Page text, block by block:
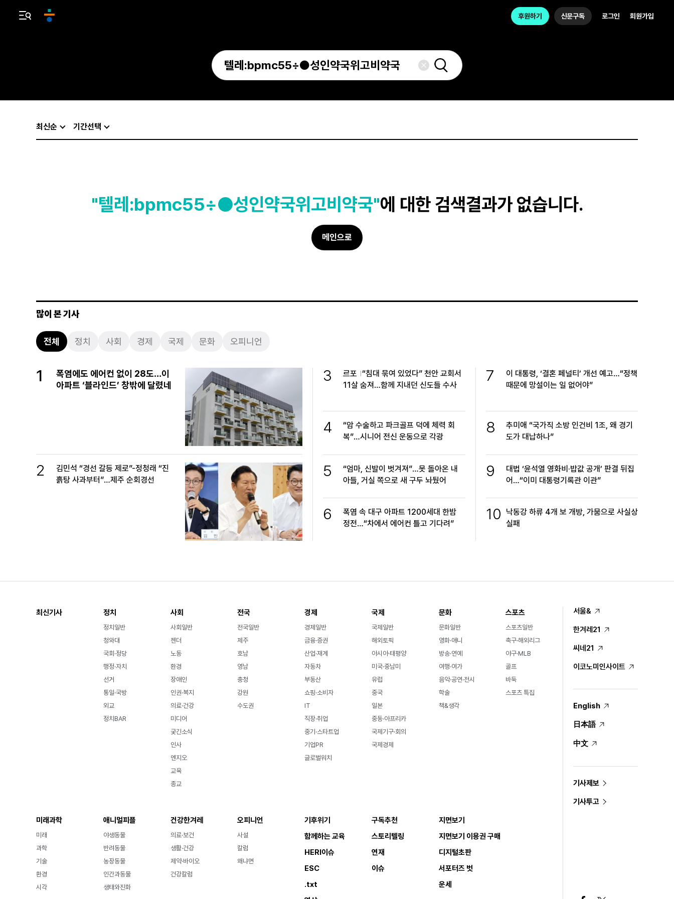
후원하기 신문구독 로그인 회원가입
최신순 기간선택
"텔레:bpmc55÷●성인약국위고비약국"에 대한 검색결과가 없습니다.
메인으로
많이 본 기사
전체 정치 사회 경제 국제 문화 오피니언
1
폭염에도 에어컨 없이 28도…이
아파트 ‘블라인드’ 창밖에 달렸네
2
김민석 “경선 갈등 제로”-정청래 “진
흙탕 사과부터”…제주 순회경선
3 르포 “침대 묶여 있었다” 천안 교회서
11살 숨져…함께 지내던 신도들 수사
4
“암 수술하고 파크골프 덕에 체력 회
복”…시니어 전신 운동으로 각광
5
“엄마, 신발이 벗겨져”…못 돌아온 내
아들, 거실 쪽으로 새 구두 놔뒀어
6
폭염 속 대구 아파트 1200세대 한밤
정전…“차에서 에어컨 틀고 기다려”
7
이 대통령, ‘결혼 페널티’ 개선 예고…“정책
때문에 망설이는 일 없어야”
8
추미애 “국가직 소방 인건비 1조, 왜 경기
도가 대납하나”
9
대법 ‘윤석열 영화비·밥값 공개’ 판결 뒤집
어…“이미 대통령기록관 이관”
10
낙동강 하류 4개 보 개방, 가뭄으로 사실상
실패
최신기사 정치
정치일반
청와대
국회·정당
행정·자치
선거
통일·국방
외교
정치BAR
사회
사회일반
젠더
노동
환경
장애인
인권·복지
의료·건강
미디어
궂긴소식
인사
엔지오
교육
종교
전국
전국일반
제주
호남
영남
충청
강원
수도권
경제
경제일반
금융·증권
산업·재계
자동차
부동산
쇼핑·소비자
IT
직장·취업
중기·스타트업
기업PR
글로벌워치
국제
국제일반
해외토픽
아시아·태평양
미국·중남미
유럽
중국
일본
중동·아프리카
국제기구·회의
국제경제
문화
문화일반
영화·애니
방송·연예
여행·여가
음악·공연·전시
학술
책&생각
스포츠
스포츠일반
축구·해외리그
야구·MLB
골프
바둑
스포츠 특집
미래과학
미래
과학
기술
환경
시각
애니멀피플
야생동물
반려동물
농장동물
인간과동물
생태와진화
건강한겨레
의료·보건
생활·건강
제약·바이오
건강칼럼
오피니언
사설
칼럼
왜냐면
기후위기
함께하는 교육
HERI이슈
ESC
.txt
구독추천
스토리텔링
연재
이슈
지면보기
지면보기 이용권 구매
디지털초판
서포터즈 벗
운세
서울&
한겨레21
씨네21
이코노미인사이트
English
日本語
中文
기사제보
기사투고